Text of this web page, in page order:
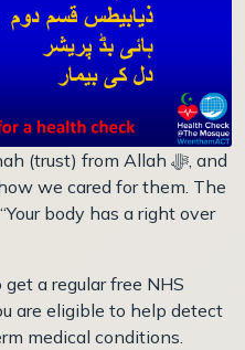
(trust) from Allah ﷻ, and
we cared for them. The
body has a right over
a regular free NHS
are eligible to help detect
medical conditions.